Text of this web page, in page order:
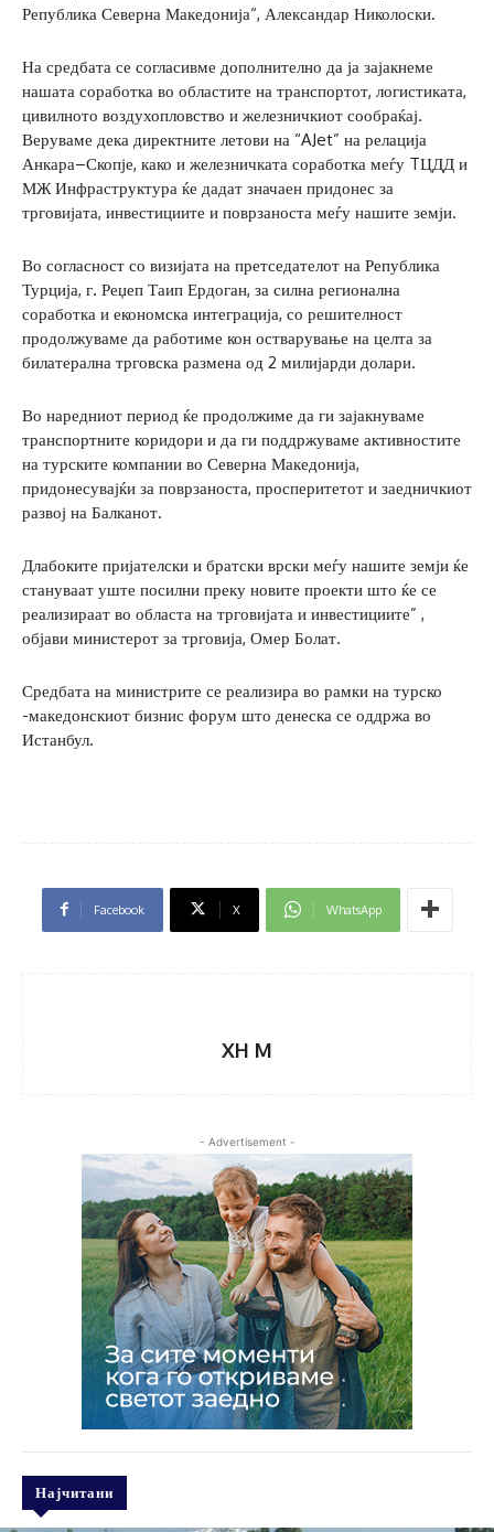
Република Северна Македонија“, Александар Николоски.
На средбата се согласивме дополнително да ја зајакнеме
нашата соработка во областите на транспортот, логистиката,
цивилното воздухопловство и железничкиот сообраќај.
Веруваме дека директните летови на “AJet” на релација
Анкара–Скопје, како и железничката соработка меѓу TЦДД и
МЖ Инфраструктура ќе дадат значаен придонес за
трговијата, инвестициите и поврзаноста меѓу нашите земји.
Во согласност со визијата на претседателот на Република
Турција, г. Реџеп Таип Ердоган, за силна регионална
соработка и економска интеграција, со решителност
продолжуваме да работиме кон остварување на целта за
билатерална трговска размена од 2 милијарди долари.
Во наредниот период ќе продолжиме да ги зајакнуваме
транспортните коридори и да ги поддржуваме активностите
на турските компании во Северна Македонија,
придонесувајќи за поврзаноста, просперитетот и заедничкиот
развој на Балканот.
Длабоките пријателски и братски врски меѓу нашите земји ќе
стануваат уште посилни преку новите проекти што ќе се
реализираат во областа на трговијата и инвестициите” ,
објави министерот за трговија, Омер Болат.
Средбата на министрите се реализира во рамки на турско
-македонскиот бизнис форум што денеска се оддржа во
Истанбул.
Facebook X WhatsApp
XH M
- Advertisement -
Најчитани